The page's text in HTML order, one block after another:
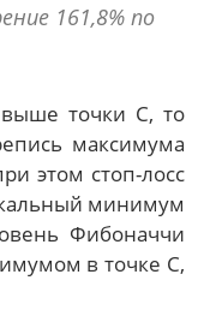
161,8% по
точки C, то
максимума
этом стоп-лосс
минимум
Фибоначчи
в точке С,